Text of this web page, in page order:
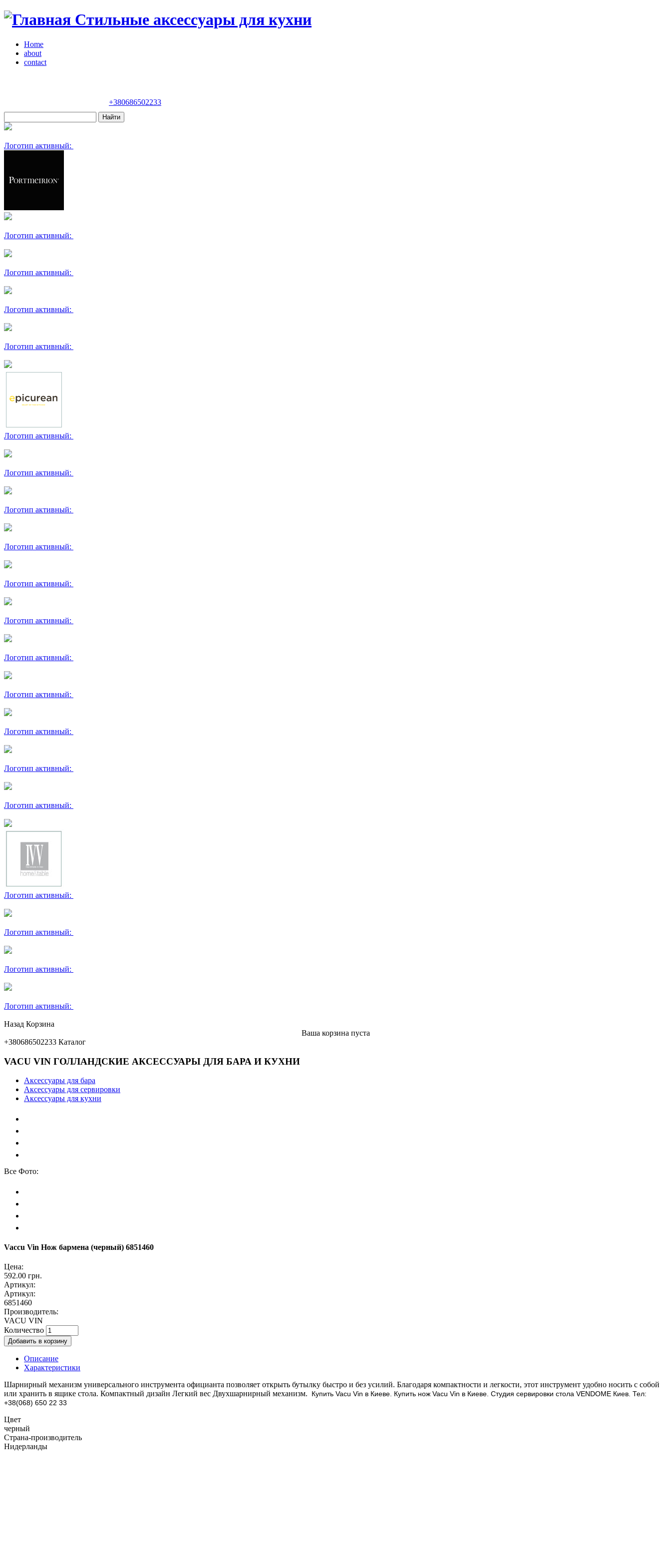
Стильные аксессуары для кухни
Home
about
contact
+380686502233
Логотип активный:
Логотип активный:
Логотип активный:
Логотип активный:
Логотип активный:
Логотип активный:
Логотип активный:
Логотип активный:
Логотип активный:
Логотип активный:
Логотип активный:
Логотип активный:
Логотип активный:
Логотип активный:
Логотип активный:
Логотип активный:
Логотип активный:
Логотип активный:
Логотип активный:
Логотип активный:
Назад Корзина
Ваша корзина пуста
+380686502233 Каталог
VACU VIN ГОЛЛАНДСКИЕ АКСЕССУАРЫ ДЛЯ БАРА И КУХНИ
Аксессуары для бара
Аксессуары для сервировки
Аксессуары для кухни
Все Фото:
Vaccu Vin Нож бармена (черный) 6851460
Цена:
592.00 грн.
Артикул:
Артикул:
6851460
Производитель:
VACU VIN
Количество
Описание
Характеристики
Шарнирный механизм универсального инструмента официанта позволяет открыть бутылку быстро и без усилий. Благодаря компактности и легкости, этот инструмент удобно носить с собой
или хранить в ящике стола. Компактный дизайн Легкий вес Двухшарнирный механизм.
Купить Vacu Vin в Киеве. Купить нож Vacu Vin в Киеве. Студия сервировки стола VENDOME Киев. Тел:
+38(068) 650 22 33
Цвет
черный
Страна-производитель
Нидерланды